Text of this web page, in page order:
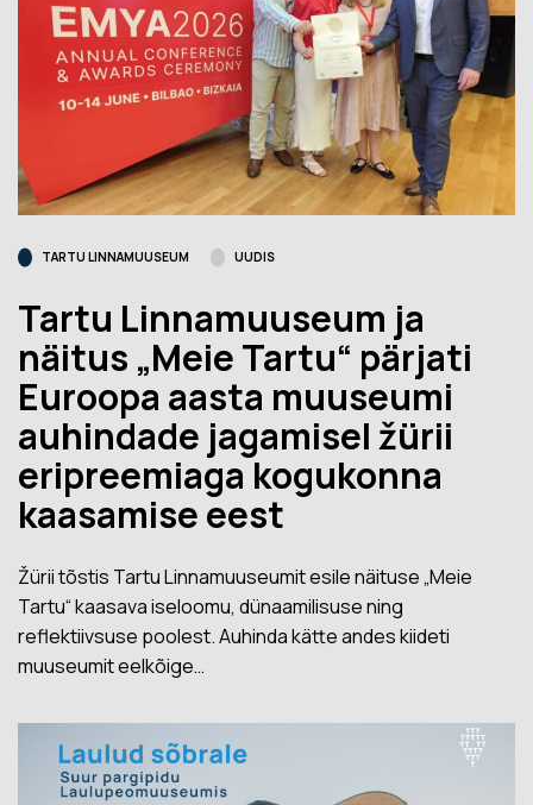
TARTU LINNAMUUSEUM UUDIS
Tartu Linnamuuseum ja
näitus „Meie Tartu“ pärjati
Euroopa aasta muuseumi
auhindade jagamisel žürii
eripreemiaga kogukonna
kaasamise eest
Žürii tõstis Tartu Linnamuuseumit esile näituse „Meie
Tartu“ kaasava iseloomu, dünaamilisuse ning
reflektiivsuse poolest. Auhinda kätte andes kiideti
muuseumit eelkõige…